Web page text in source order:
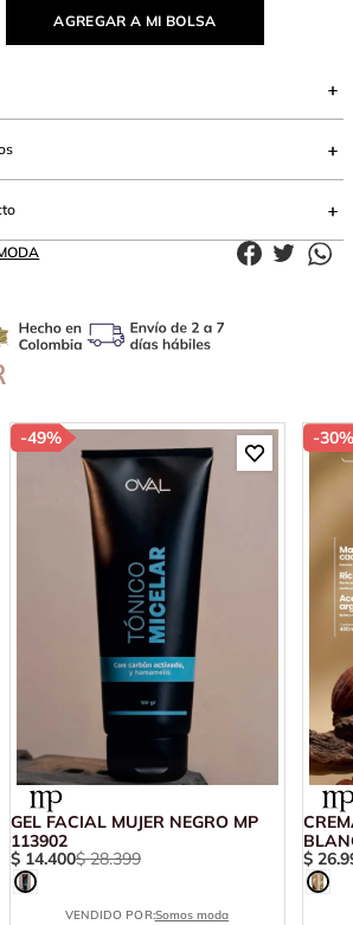
AGREGAR A MI BOLSA
-49%
GEL FACIAL MUJER NEGRO MP
113902
$ 14.400$ 28.399
VENDIDO POR:Somos moda
-30%
$ 26.